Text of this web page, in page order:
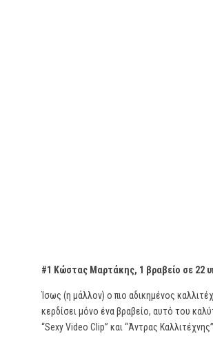
#1 Κώστας Μαρτάκης, 1 βραβείο σε 22
Ίσως (η μάλλον) ο πιο αδικημένος
κερδίσει μόνο ένα βραβείο, αυτό του
“Sexy Video Clip” και “Άντρας Καλλιτέχνης”.